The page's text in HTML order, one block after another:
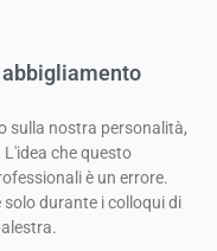
sulla nostra personalità,
che questo
è un errore.
durante i colloqui di